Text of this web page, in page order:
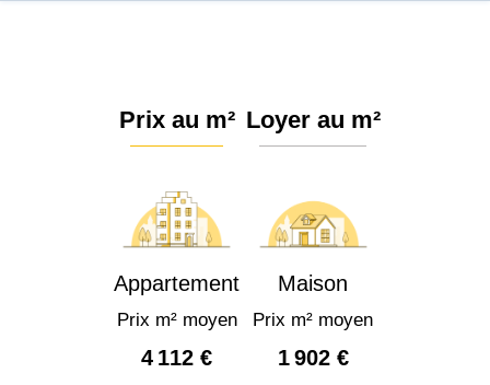
Prix au m²
Appartement
Prix m² moyen
4 112 €
Loyer au m²
Maison
Prix m² moyen
1 902 €